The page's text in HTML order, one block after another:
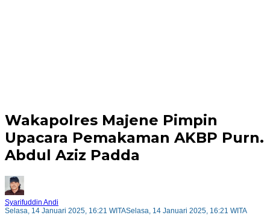
Wakapolres Majene Pimpin
Upacara Pemakaman AKBP Purn.
Abdul Aziz Padda
Syarifuddin Andi
Selasa, 14 Januari 2025, 16:21 WITASelasa, 14 Januari 2025, 16:21 WITA